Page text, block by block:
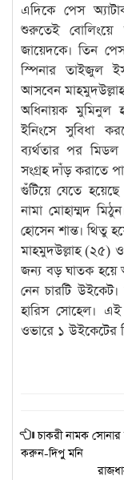
এদিকে পেস
শুরুতেই
জায়েদকে। তিন
স্পিনার তাইজুল
আসবেন
অধিনায়ক মুমিনুল
ইনিংসে সুবিধা
ব্যর্থতার পর
সংগ্রহ দাঁড় করাতে
গুঁটিয়ে যেতে
নামা মোহাম্মদ
হোসেন শান্ত। থিতু
মাহমুদউল্লাহ (২৫)
জন্য বড় ঘাতক হয়ে
নেন চারটি
হারিস সোহেল। এই
ওভারে ১ উইকেটের
চাকরী নামক সোনার
করুন-দিপু মনি